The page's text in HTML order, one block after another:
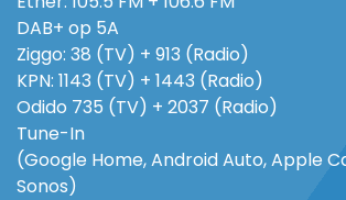
DAB+ op 5A
Ziggo: 38 (TV) + 913 (Radio)
KPN: 1143 (TV) + 1443 (Radio)
Odido 735 (TV) + 2037 (Radio)
Tune-In
(Google Home, Android Auto, Apple
Sonos)